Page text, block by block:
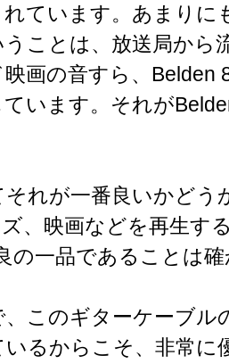
れています。あまりに
ことは、放送局から
画の音すら、Belden
います。それが
れが一番良いかどう
、映画などを再生す
の一品であることは
このギターケーブル
るからこそ、非常に